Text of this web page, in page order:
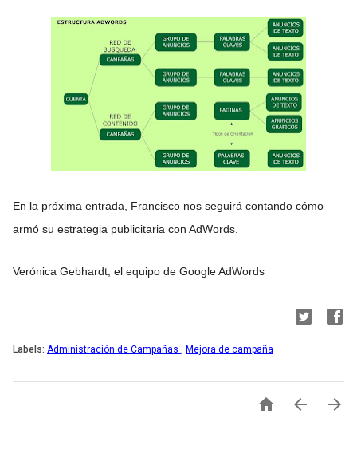
En la próxima entrada, Francisco nos seguirá contando cómo
armó su estrategia publicitaria con AdWords.
Verónica Gebhardt, el equipo de Google AdWords
Labels: Administración de Campañas , Mejora de campaña
  